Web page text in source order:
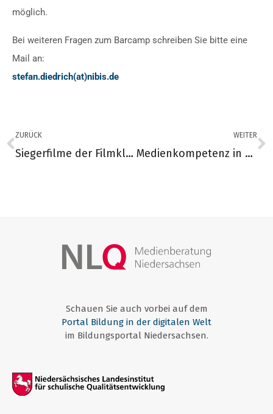
möglich.
Bei weiteren Fragen zum Barcamp schreiben Sie bitte eine
Mail an:
stefan.diedrich(at)nibis.de
ZURÜCK
Siegerfilme der Filmklappe Niedersachsen
WEITER
Medienkompetenz in Niedersachsen – Ziellinie 2030
Schauen Sie auch vorbei auf dem
Portal Bildung in der digitalen Welt
im Bildungsportal Niedersachsen.